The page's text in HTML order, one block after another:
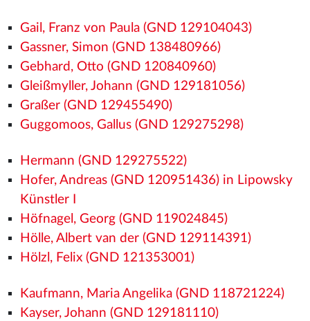
Gail, Franz von Paula (GND 129104043)
Gassner, Simon (GND 138480966)
Gebhard, Otto (GND 120840960)
Gleißmyller, Johann (GND 129181056)
Graßer (GND 129455490)
Guggomoos, Gallus (GND 129275298)
Hermann (GND 129275522)
Hofer, Andreas (GND 120951436) in Lipowsky
Künstler I
Höfnagel, Georg (GND 119024845)
Hölle, Albert van der (GND 129114391)
Hölzl, Felix (GND 121353001)
Kaufmann, Maria Angelika (GND 118721224)
Kayser, Johann (GND 129181110)